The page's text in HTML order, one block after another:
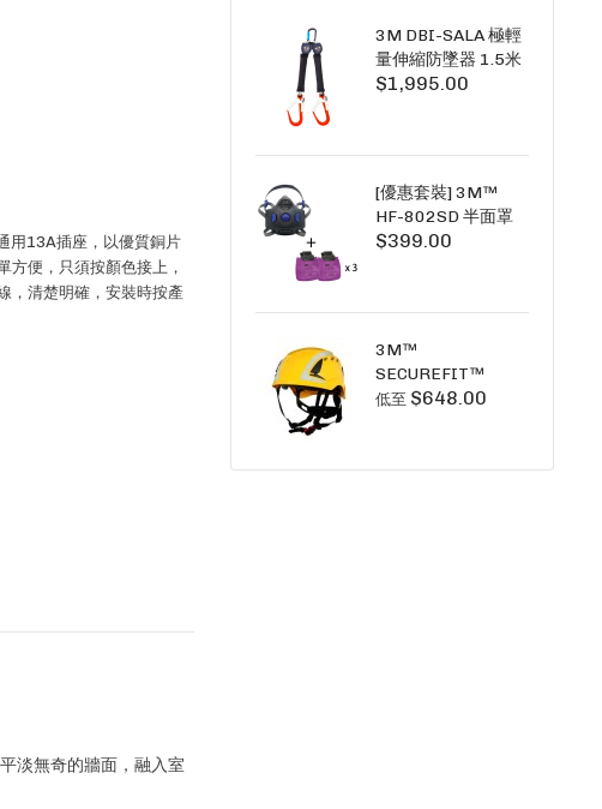
用13A插座，以優質銅片
方便，只須按顏色接上，
，清楚明確，安裝時按產
淡無奇的牆面，融入室
3M DBI-SALA 極輕
量伸縮防墜器 1.5米
(雙鉤) 3101754
TWINS
$1,995.00
[優惠套裝] 3M™
HF-802SD 半面罩
式呼吸防護面具 +
SECURE CLICK HF-
系列
$399.00
3M™
SECUREFIT™
X5000系列 透氣安
低至 $648.00